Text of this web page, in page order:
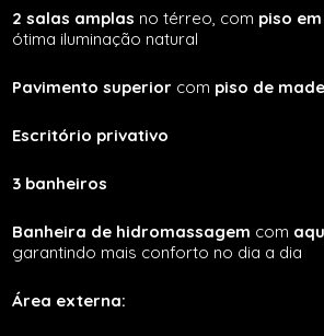
2 salas amplas no térreo, com piso
ótima iluminação natural
Pavimento superior com piso de
Escritório privativo
3 banheiros
Banheira de hidromassagem com
garantindo mais conforto no dia a dia
Área externa: